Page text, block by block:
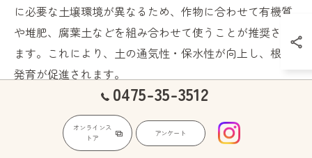
に必要な土壌環境が異なるため、作物に合わせて有機質
や堆肥、腐葉土などを組み合わせて使うことが推奨され
ます。これにより、土の通気性・保水性が向上し、根の
発育が促進されます。
具体的な使い方としては、植え付け前に一度よく耕した
土に、改良剤を均等に混ぜ込む方法が一般的です。肥料
と併用する場合は、肥料焼けを防ぐため、改良剤と肥料
0475-35-3512
オンラインス
トア
アンケート